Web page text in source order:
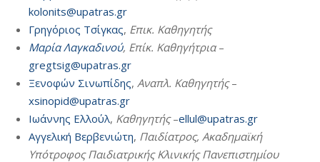
kolonits@upatras.gr
Γρηγόριος Τσίγκας, Επικ. Καθηγητής
Μαρία Λαγκαδινού, Επίκ. Καθηγήτρια–
gregtsig@upatras.gr
Ξενοφών Σινωπίδης, Αναπλ. Καθηγητής–
xsinopid@upatras.gr
Ιωάννης Ελλούλ, Καθηγητής–ellul@upatras.gr
Αγγελική Βερβενιώτη, Παιδίατρος, Ακαδημαϊκή
Υπότροφος Παιδιατρικής Κλινικής Πανεπιστημίου